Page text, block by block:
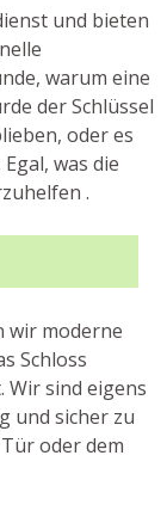
und bieten
warum eine
der Schlüssel
oder es
was die
.
wir moderne
Schloss
Wir sind eigens
und sicher zu
oder dem